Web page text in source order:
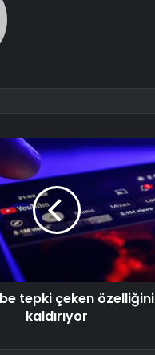
tepki çeken özelliğini
kaldırıyor